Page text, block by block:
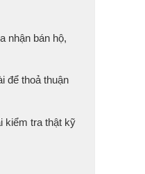
nhận bán hộ,
để thoả thuận
kiểm tra thật kỹ